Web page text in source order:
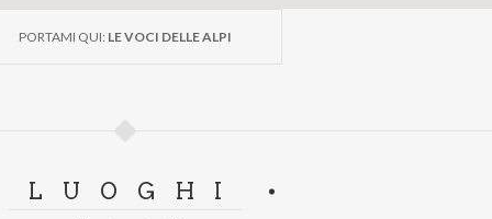
PORTAMI QUI: LE VOCI DELLE ALPI
LUOGHI